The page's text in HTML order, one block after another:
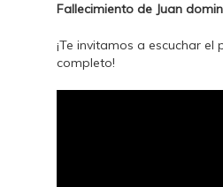
Fallecimiento de Juan
¡Te invitamos a escuchar el
completo!